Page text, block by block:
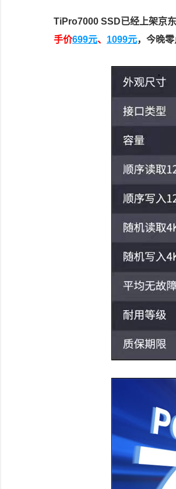
TiPro7000 SSD已经上架京
手价699元、 1099元，今晚零